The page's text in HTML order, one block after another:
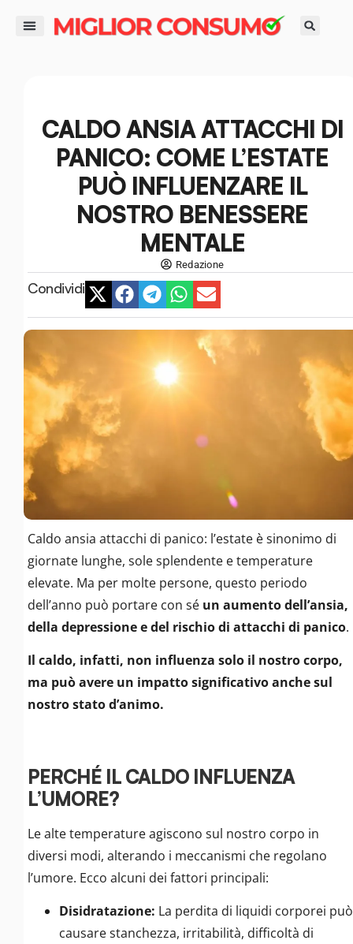
CALDO ANSIA ATTACCHI DI
PANICO: COME L’ESTATE
PUÒ INFLUENZARE IL
NOSTRO BENESSERE
MENTALE
Redazione
Condividi
Caldo ansia attacchi di panico: l’estate è sinonimo di
giornate lunghe, sole splendente e temperature
elevate. Ma per molte persone, questo periodo
dell’anno può portare con sé un aumento dell’ansia,
della depressione e del rischio di attacchi di panico.
Il caldo, infatti, non influenza solo il nostro corpo,
ma può avere un impatto significativo anche sul
nostro stato d’animo.
PERCHÉ IL CALDO INFLUENZA
L’UMORE?
Le alte temperature agiscono sul nostro corpo in
diversi modi, alterando i meccanismi che regolano
l’umore. Ecco alcuni dei fattori principali:
Disidratazione: La perdita di liquidi corporei può
causare stanchezza, irritabilità, difficoltà di